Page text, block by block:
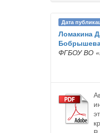
Дата
Ломакина
ФГБОУ ВО